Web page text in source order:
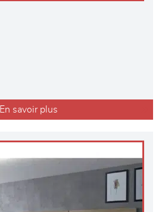
En savoir plus